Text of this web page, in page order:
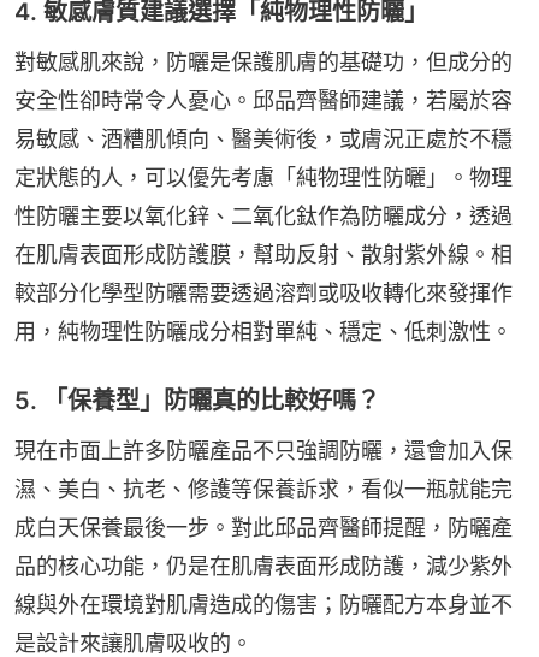
4. 敏感膚質建議選擇「純物理性防曬」
對敏感肌來說，防曬是保護肌膚的基礎功，但成分的
安全性卻時常令人憂心。邱品齊醫師建議，若屬於容
易敏感、酒糟肌傾向、醫美術後，或膚況正處於不穩
定狀態的人，可以優先考慮「純物理性防曬」。物理
性防曬主要以氧化鋅、二氧化鈦作為防曬成分，透過
在肌膚表面形成防護膜，幫助反射、散射紫外線。相
較部分化學型防曬需要透過溶劑或吸收轉化來發揮作
用，純物理性防曬成分相對單純、穩定、低刺激性。
5. 「保養型」防曬真的比較好嗎？
現在市面上許多防曬產品不只強調防曬，還會加入保
濕、美白、抗老、修護等保養訴求，看似一瓶就能完
成白天保養最後一步。對此邱品齊醫師提醒，防曬產
品的核心功能，仍是在肌膚表面形成防護，減少紫外
線與外在環境對肌膚造成的傷害；防曬配方本身並不
是設計來讓肌膚吸收的。